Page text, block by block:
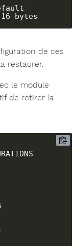
bytes
de ces
restaurer.
le module
de retirer la